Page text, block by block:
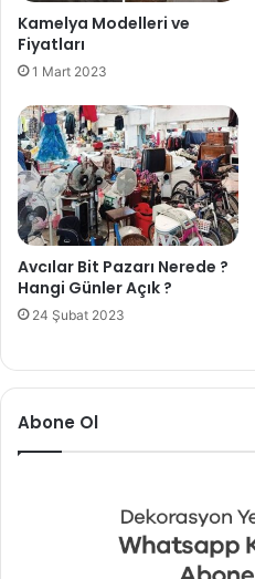
Kamelya Modelleri ve
Fiyatları
1 Mart 2023
Avcılar Bit Pazarı Nerede ?
Hangi Günler Açık ?
24 Şubat 2023
Abone Ol